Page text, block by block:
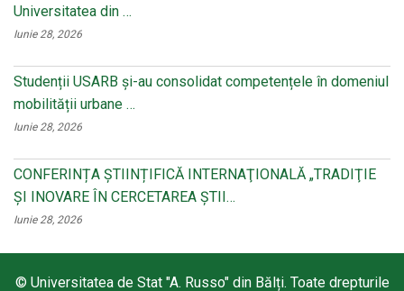
Universitatea din …
Iunie 28, 2026
Studenții USARB și-au consolidat competențele în domeniul
mobilității urbane …
Iunie 28, 2026
CONFERINȚA ȘTIINȚIFICĂ INTERNAŢIONALĂ „TRADIŢIE
ŞI INOVARE ÎN CERCETAREA ŞTII…
Iunie 28, 2026
© Universitatea de Stat "A. Russo" din Bălți. Toate drepturile